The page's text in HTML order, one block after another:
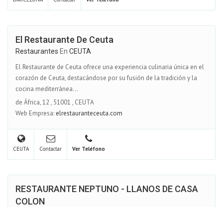
El Restaurante De Ceuta
Restaurantes En CEUTA
El Restaurante de Ceuta ofrece una experiencia culinaria única en el
corazón de Ceuta, destacándose por su fusión de la tradición y la
cocina mediterránea...
de África, 12 , 51001 , CEUTA
Web Empresa: elrestauranteceuta.com
CEUTA Contactar Ver Teléfono
RESTAURANTE NEPTUNO - LLANOS DE CASA
COLON